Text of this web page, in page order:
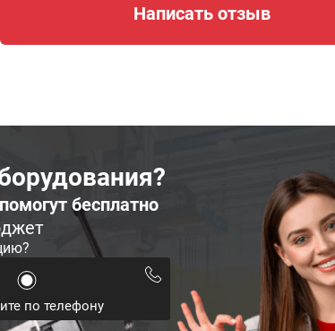
Написать отзыв
помогут бесплатно
по телефону